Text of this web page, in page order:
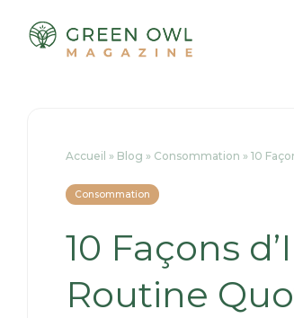
Accueil » Blog » Consommation » 10
Consommation
10 Façons
Routine